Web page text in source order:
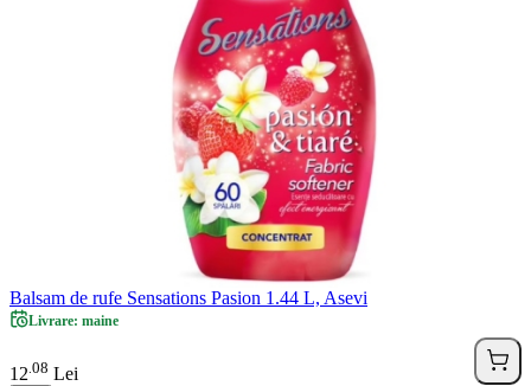
Balsam de rufe Sensations Pasion 1.44 L, Asevi
Livrare: maine
12 08 Lei